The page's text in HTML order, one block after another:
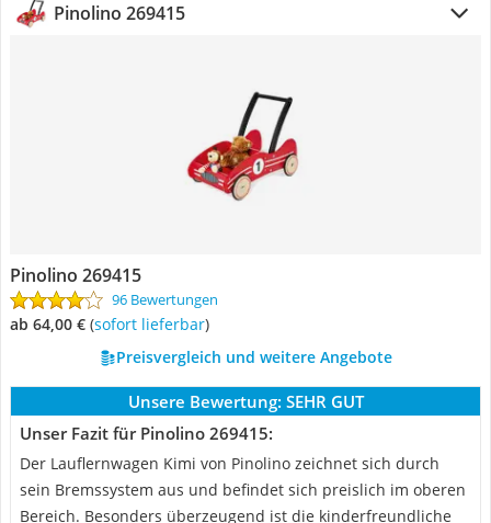
Pinolino 269415
Pinolino 269415
96 Bewertungen
ab 64,00 € ( Sofort lieferbar)
Preisvergleich und weitere Angebote
Unsere Bewertung: SEHR GUT
Unser Fazit für Pinolino 269415:
Der Lauflernwagen Kimi von Pinolino zeichnet sich durch
sein Bremssystem aus und befindet sich preislich im oberen
Bereich. Besonders überzeugend ist die kinderfreundliche